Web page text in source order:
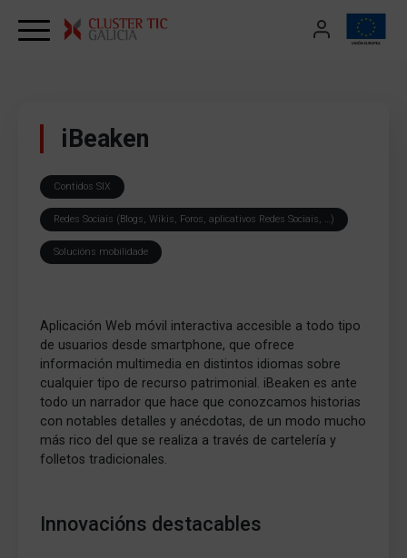
iBeaken
Contidos SIX
Redes Sociais (Blogs, Wikis, Foros, aplicativos Redes Sociais, …)
Solucións mobilidade
Aplicación Web móvil interactiva accesible a todo tipo
de usuarios desde smartphone, que ofrece
información multimedia en distintos idiomas sobre
cualquier tipo de recurso patrimonial. iBeaken es ante
todo un narrador que hace que conozcamos historias
con notables detalles y anécdotas, de un modo mucho
más rico del que se realiza a través de cartelería y
folletos tradicionales.
Innovacións destacables